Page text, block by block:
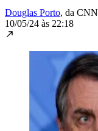
Douglas Porto, da CNN
10/05/24 às 22:18